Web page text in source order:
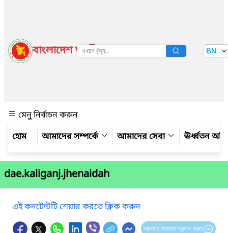
বাংলাদেশ জাতীয় তথ্য বাতায়ন BN
মেনু নির্বাচন করুন
আমাদের সম্পর্কে
আমাদের সেবা ঊর্ধ্বতন
dae.kaliganj.jhenaidah
এই কনটেন্টটি শেয়ার করতে ক্লিক করুন
আপনার মতামত প্রদান করুন